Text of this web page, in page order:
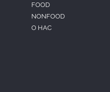
FOOD
NONFOOD
О НАС